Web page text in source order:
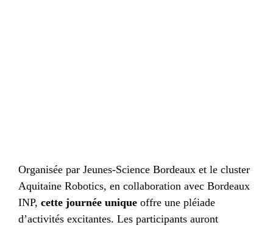
Organisée par Jeunes-Science Bordeaux et le cluster
Aquitaine Robotics, en collaboration avec Bordeaux
INP, cette journée unique offre une pléiade
d’activités excitantes. Les participants auront